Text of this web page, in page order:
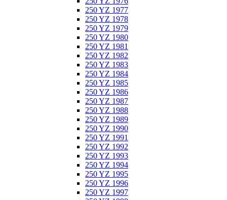
250 YZ 1977
250 YZ 1978
250 YZ 1979
250 YZ 1980
250 YZ 1981
250 YZ 1982
250 YZ 1983
250 YZ 1984
250 YZ 1985
250 YZ 1986
250 YZ 1987
250 YZ 1988
250 YZ 1989
250 YZ 1990
250 YZ 1991
250 YZ 1992
250 YZ 1993
250 YZ 1994
250 YZ 1995
250 YZ 1996
250 YZ 1997